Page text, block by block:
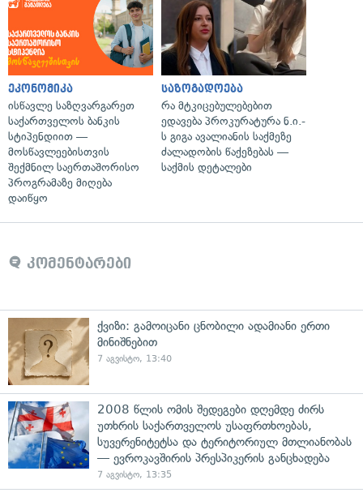
ეკონომიკა
ისწავლე საზღვარგარეთ
საქართველოს ბანკის
სტიპენდიით —
მოსწავლეებისთვის
შექმნილ საერთაშორისო
პროგრამაზე მიღება
დაიწყო
საზოგადოება
რა მტკიცებულებებით
ედავება პროკურატურა ნ.ი.-
ს გიგა ავალიანის საქმეზე
ძალადობის წაქეზებას —
საქმის დეტალები
კომენტარები
ქვიზი: გამოიცანი ცნობილი ადამიანი ერთი
მინიშნებით
7 აგვისტო, 13:40
2008 წლის ომის შედეგები დღემდე ძირს
უთხრის საქართველოს უსაფრთხოებას,
სუვერენიტეტსა და ტერიტორიულ მთლიანობას
— ევროკავშირის პრესპიკერის განცხადება
7 აგვისტო, 13:35